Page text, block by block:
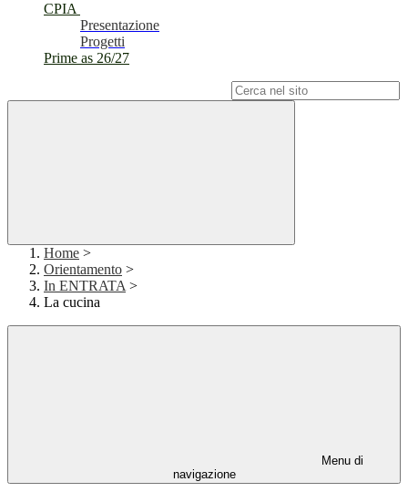
CPIA
Presentazione
Progetti
Prime as 26/27
Home >
Orientamento >
In ENTRATA >
La cucina
Menu di
navigazione